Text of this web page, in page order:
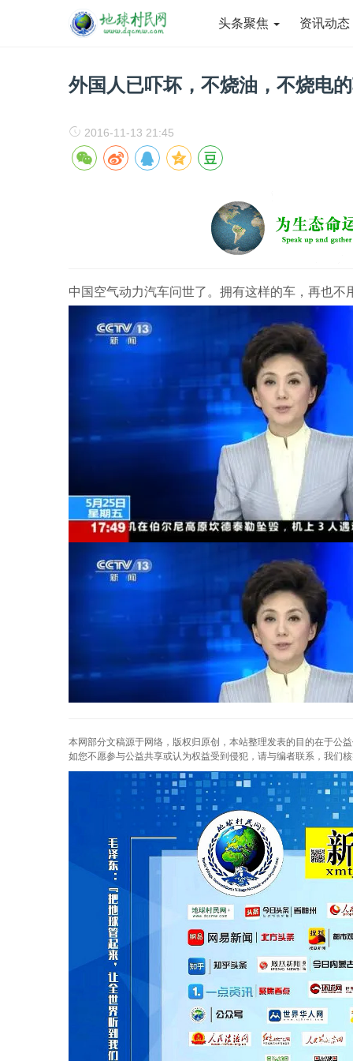
头条聚焦 资讯动态
外国人已吓坏，不烧油，不烧电
2016-11-13 21:45
中国空气动力汽车问世了。拥有这样的车，再也不
本网部分文稿源于网络，版权归原创，本站整理发表的目的在于公
如您不愿参与公益共享或认为权益受到侵犯，请与编者联系，我们